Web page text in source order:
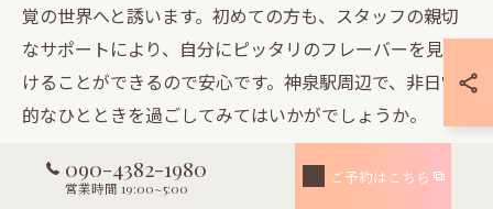
覚の世界へと誘います。初めての方も、スタッフの親切
なサポートにより、自分にピッタリのフレーバーを見つ
けることができるので安心です。神泉駅周辺で、非日常
的なひとときを過ごしてみてはいかがでしょうか。
疲れを癒すシーシャスポットの選び方
090-4382-1980
営業時間 19:00~5:00
ご予約はこちら